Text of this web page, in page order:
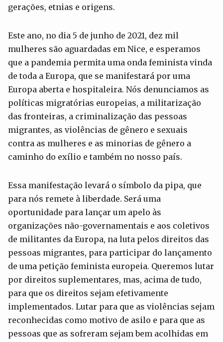
gerações, etnias e origens.
Este ano, no dia 5 de junho de 2021, dez mil
mulheres são aguardadas em Nice, e esperamos
que a pandemia permita uma onda feminista vinda
de toda a Europa, que se manifestará por uma
Europa aberta e hospitaleira. Nós denunciamos as
políticas migratórias europeias, a militarização
das fronteiras, a criminalização das pessoas
migrantes, as violências de gênero e sexuais
contra as mulheres e as minorias de gênero a
caminho do exílio e também no nosso país.
Essa manifestação levará o símbolo da pipa, que
para nós remete à liberdade. Será uma
oportunidade para lançar um apelo às
organizações não-governamentais e aos coletivos
de militantes da Europa, na luta pelos direitos das
pessoas migrantes, para participar do lançamento
de uma petição feminista europeia. Queremos lutar
por direitos suplementares, mas, acima de tudo,
para que os direitos sejam efetivamente
implementados. Lutar para que as violências sejam
reconhecidas como motivo de asilo e para que as
pessoas que as sofreram sejam bem acolhidas em